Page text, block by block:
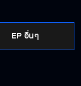
EP อื่นๆ